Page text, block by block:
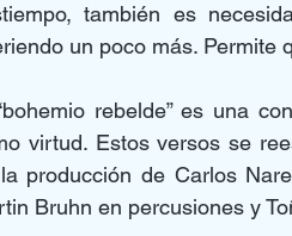
también es
un poco más. Permite
rebelde” es una
virtud. Estos versos se
producción de Carlos
Bruhn en percusiones y